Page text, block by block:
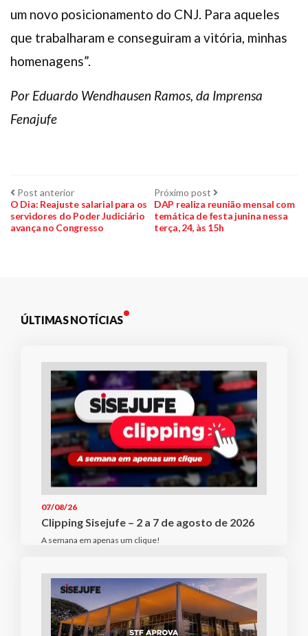
um novo posicionamento do CNJ. Para aqueles
que trabalharam e conseguiram a vitória, minhas
homenagens”.
Por Eduardo Wendhausen Ramos, da Imprensa
Fenajufe
Navegação
de
Post anteriorPost
anterior:
O Dia: Reajuste salarial para os
servidores do Poder Judiciário
avança no Congresso
Próximo post Próximo
post:
DAP realiza reunião mensal com
temática de festa junina nessa
terça, 24, às 15h
ÚLTIMAS NOTÍCIAS
07/08/26
Clipping Sisejufe – 2 a 7 de agosto de 2026
A semana em apenas um clique!